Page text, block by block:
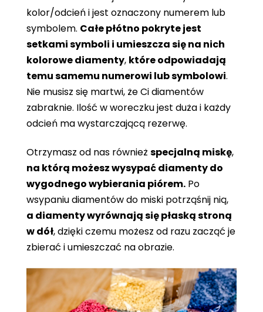
kolor/odcień i jest oznaczony numerem lub
symbolem. Całe płótno pokryte jest
setkami symboli i umieszcza się na nich
kolorowe diamenty, które odpowiadają
temu samemu numerowi lub symbolowi.
Nie musisz się martwi, że Ci diamentów
zabraknie. Ilość w woreczku jest duża i każdy
odcień ma wystarczającą rezerwę.
Otrzymasz od nas również specjalną miskę,
na którą możesz wysypać diamenty do
wygodnego wybierania piórem. Po
wsypaniu diamentów do miski potrząśnij nią,
a diamenty wyrównają się płaską stroną
w dół, dzięki czemu możesz od razu zacząć je
zbierać i umieszczać na obrazie.